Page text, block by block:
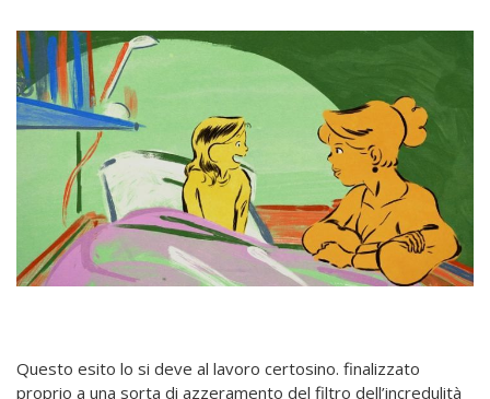
Questo esito lo si deve al lavoro certosino. finalizzato
proprio a una sorta di azzeramento del filtro dell’incredulità